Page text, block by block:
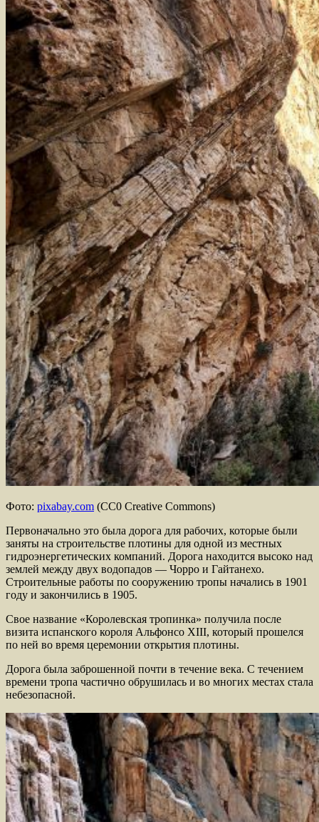
Фото: pixabay.com (CC0 Creative Commons)
Первоначально это была дорога для рабочих, которые были
заняты на строительстве плотины для одной из местных
гидроэнергетических компаний. Дорога находится высоко над
землей между двух водопадов — Чорро и Гайтанехо.
Строительные работы по сооружению тропы начались в 1901
году и закончились в 1905.
Свое название «Королевская тропинка» получила после
визита испанского короля Альфонсо XIII, который прошелся
по ней во время церемонии открытия плотины.
Дорога была заброшенной почти в течение века. С течением
времени тропа частично обрушилась и во многих местах стала
небезопасной.